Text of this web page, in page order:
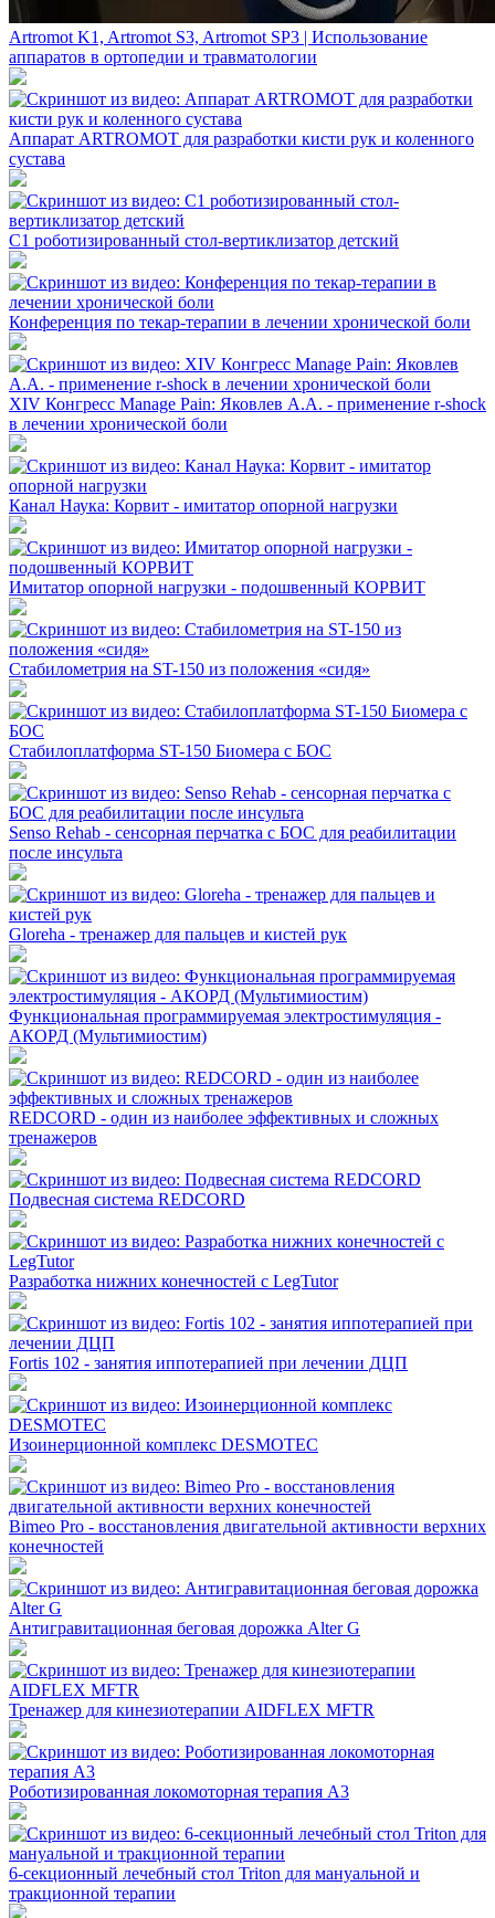
Artromot K1, Artromot S3, Artromot SP3 | Использование
аппаратов в ортопедии и травматологии
Аппарат ARTROMOT для разработки кисти рук и коленного
сустава
C1 роботизированный стол-вертиклизатор детский
Конференция по текар-терапии в лечении хронической боли
XIV Конгресс Manage Pain: Яковлев А.А. - применение r-shock
в лечении хронической боли
Канал Наука: Корвит - имитатор опорной нагрузки
Имитатор опорной нагрузки - подошвенный КОРВИТ
Стабилометрия на ST-150 из положения «сидя»
Стабилоплатформа ST-150 Биомера с БОС
Senso Rehab - сенсорная перчатка с БОС для реабилитации
после инсульта
Gloreha - тренажер для пальцев и кистей рук
Функциональная программируемая электростимуляция -
АКОРД (Мультимиостим)
REDCORD - один из наиболее эффективных и сложных
тренажеров
Подвесная система REDCORD
Разработка нижних конечностей с LegTutor
Fortis 102 - занятия иппотерапией при лечении ДЦП
Изоинерционной комплекс DESMOTEC
Bimeo Pro - восстановления двигательной активности верхних
конечностей
Антигравитационная беговая дорожка Alter G
Тренажер для кинезиотерапии AIDFLEX MFTR
Роботизированная локомоторная терапия А3
6-секционный лечебный стол Triton для мануальной и
тракционной терапии